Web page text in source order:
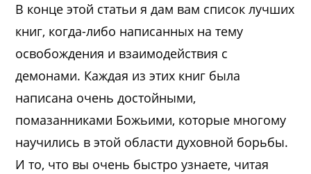
В конце этой статьи я дам вам список лучших
книг, когда-либо написанных на тему
освобождения и взаимодействия с
демонами. Каждая из этих книг была
написана очень достойными,
помазанниками Божьими, которые многому
научились в этой области духовной борьбы.
И то, что вы очень быстро узнаете, читая